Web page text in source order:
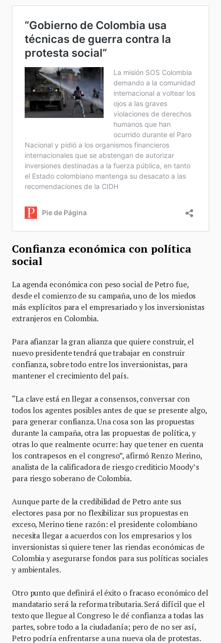
Confianza económica con política
social
La agenda económica con peso social de Petro fue,
desde el comienzo de su campaña, uno de los miedos
más explícitos para el empresariado y los inversionistas
extranjeros en Colombia.
Para afianzar la gran alianza que quiere construir, el
nuevo presidente tendrá que trabajar en construir
confianza, sobre todo entre los inversionistas, para
mantener el crecimiento del país.
“La clave está en llegar a consensos, conversar con
todos los agentes posibles antes de que se presente algo,
para generar confianza. Una cosa son las propuestas
durante la campaña, otra las propuestas de política, y
otras lo que realmente ocurre: hay que tener en cuenta
los contrapesos en el congreso”, afirmó Renzo Merino,
analista de la calificadora de riesgo crediticio Moody’s
para riesgo soberano de Colombia.
Aunque parte de la credibilidad de Petro ante sus
electores pasa por no flexibilizar sus propuestas en
exceso, Merino tiene razón: el presidente colombiano
necesita llegar a acuerdos con los empresarios y los
inversionistas si quiere tener las riendas económicas de
Colombia y asegurarse fondos para sus políticas sociales
y ambientales.
Otro punto que definirá el éxito o fracaso económico del
mandatario será la reforma tributaria. Será difícil que el
texto que llegue al Congreso le dé confianza a todas las
partes, sobre todo a la ciudadanía; pero de no ser así,
Petro podría enfrentarse a una nueva ola de protestas.